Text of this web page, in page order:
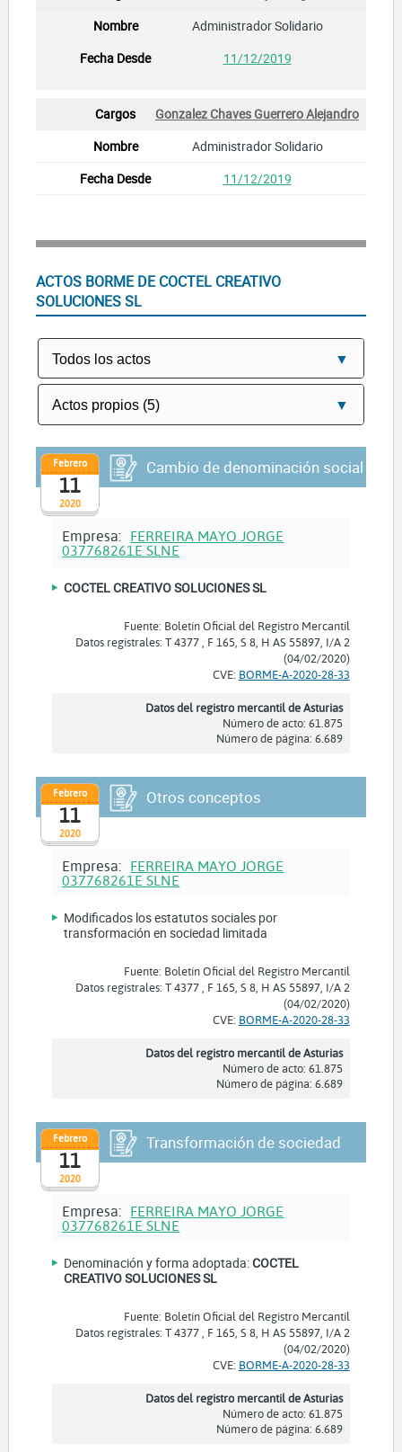
Administrador Solidario
11/12/2019
Gonzalez Chaves Guerrero Alejandro
Administrador Solidario
11/12/2019
ACTOS BORME DE COCTEL CREATIVO
SOLUCIONES SL
2020
Febrero
11
Cambio de denominación social
Empresa: FERREIRA MAYO JORGE
037768261E SLNE
COCTEL CREATIVO SOLUCIONES SL
Fuente: Boletín Oficial del Registro Mercantil
Datos registrales: T 4377 , F 165, S 8, H AS 55897, I/A 2
(04/02/2020)
CVE: BORME-A-2020-28-33
Datos del registro mercantil de Asturias
Número de acto: 61.875
Número de página: 6.689
2020
Febrero
11
Otros conceptos
Empresa: FERREIRA MAYO JORGE
037768261E SLNE
Modificados los estatutos sociales por
transformación en sociedad limitada
Fuente: Boletín Oficial del Registro Mercantil
Datos registrales: T 4377 , F 165, S 8, H AS 55897, I/A 2
(04/02/2020)
CVE: BORME-A-2020-28-33
Datos del registro mercantil de Asturias
Número de acto: 61.875
Número de página: 6.689
2020
Febrero
11
Transformación de sociedad
Empresa: FERREIRA MAYO JORGE
037768261E SLNE
Denominación y forma adoptada:COCTEL
CREATIVO SOLUCIONES SL
Fuente: Boletín Oficial del Registro Mercantil
Datos registrales: T 4377 , F 165, S 8, H AS 55897, I/A 2
(04/02/2020)
CVE: BORME-A-2020-28-33
Datos del registro mercantil de Asturias
Número de acto: 61.875
Número de página: 6.689